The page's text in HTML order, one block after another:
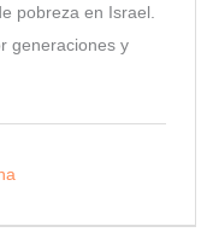
pobreza en Israel.
generaciones y